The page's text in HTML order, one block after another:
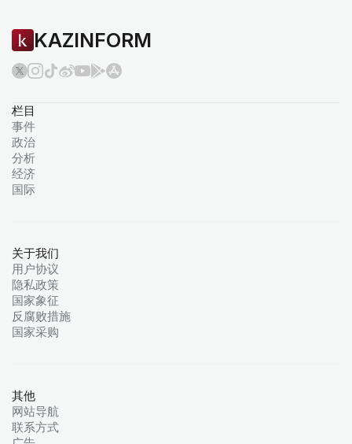
KAZINFORM
栏目
事件
政治
分析
经济
国际
关于我们
用户协议
隐私政策
国家象征
反腐败措施
国家采购
其他
网站导航
联系方式